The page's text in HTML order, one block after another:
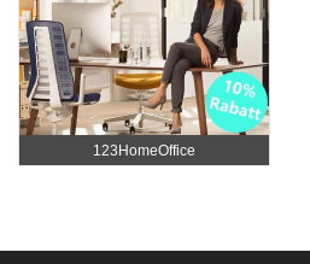
123HomeOffice